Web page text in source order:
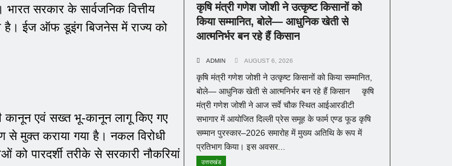
सरकार के सार्वजनिक वित्तीय
है। ईज ऑफ डूइंग बिजनेस में राज्य को
कानून एवं सख्त भू-कानून लागू किए गए
से मुक्त कराया गया है। नकल विरोधी
पारदर्शी तरीके से सरकारी नौकरियां
कृषि मंत्री गणेश जोशी ने उत्कृष्ट किसानों को
किया सम्मानित, बोले— आधुनिक खेती से
आत्मनिर्भर बन रहे हैं किसान
ADMIN AUGUST 6, 2026
कृषि मंत्री गणेश जोशी ने उत्कृष्ट किसानों को किया सम्मानित,
बोले— आधुनिक खेती से आत्मनिर्भर बन रहे हैं किसान कृषि
मंत्री गणेश जोशी ने आज सर्वे चौक स्थित आईआरडीटी
सभागार में आयोजित दिल्ली प्रेस समूह के फार्म एण्ड फूड कृषि
सम्मान पुरस्कार–2026 समारोह में मुख्य अतिथि के रूप में
प्रतिभाग किया। इस अवसर...
उत्तराखंड